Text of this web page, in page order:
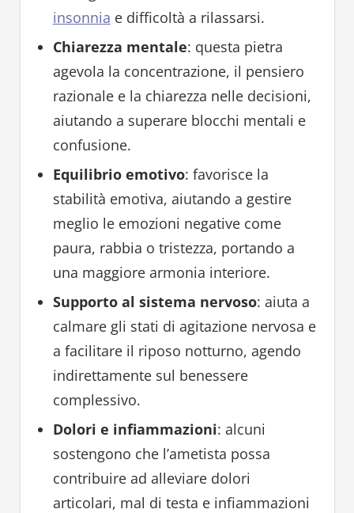
insonnia e difficoltà a rilassarsi.
Chiarezza mentale: questa pietra
agevola la concentrazione, il pensiero
razionale e la chiarezza nelle decisioni,
aiutando a superare blocchi mentali e
confusione.
Equilibrio emotivo: favorisce la
stabilità emotiva, aiutando a gestire
meglio le emozioni negative come
paura, rabbia o tristezza, portando a
una maggiore armonia interiore.
Supporto al sistema nervoso: aiuta a
calmare gli stati di agitazione nervosa e
a facilitare il riposo notturno, agendo
indirettamente sul benessere
complessivo.
Dolori e infiammazioni: alcuni
sostengono che l’ametista possa
contribuire ad alleviare dolori
articolari, mal di testa e infiammazioni